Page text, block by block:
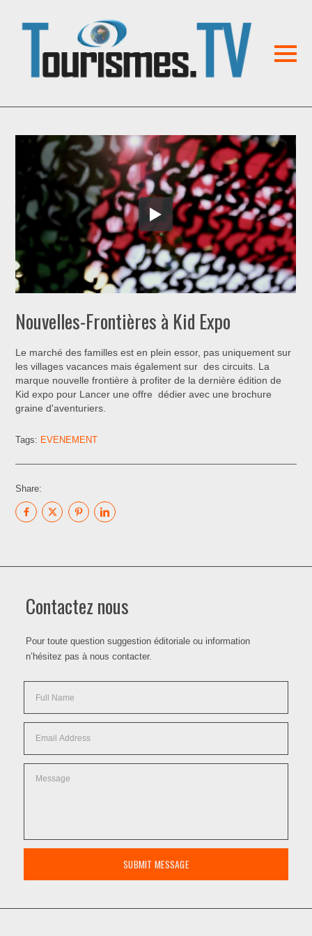
Nouvelles-Frontières à Kid Expo
Le marché des familles est en plein essor, pas uniquement sur
les villages vacances mais également sur des circuits. La
marque nouvelle frontière à profiter de la dernière édition de
Kid expo pour Lancer une offre dédier avec une brochure
graine d'aventuriers.
Tags: EVENEMENT
Share:
Contactez nous
Pour toute question suggestion éditoriale ou information
n’hésitez pas à nous contacter.
SUBMIT MESSAGE